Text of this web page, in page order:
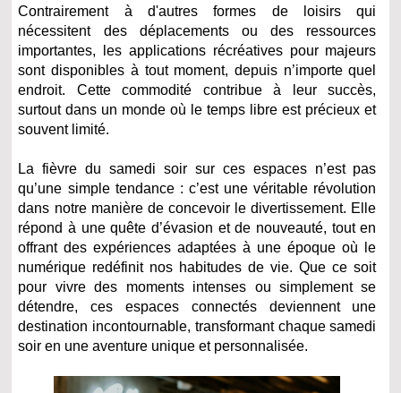
Contrairement à d'autres formes de loisirs qui
nécessitent des déplacements ou des ressources
importantes, les applications récréatives pour majeurs
sont disponibles à tout moment, depuis n’importe quel
endroit. Cette commodité contribue à leur succès,
surtout dans un monde où le temps libre est précieux et
souvent limité.
La fièvre du samedi soir sur ces espaces n’est pas
qu’une simple tendance : c’est une véritable révolution
dans notre manière de concevoir le divertissement. Elle
répond à une quête d’évasion et de nouveauté, tout en
offrant des expériences adaptées à une époque où le
numérique redéfinit nos habitudes de vie. Que ce soit
pour vivre des moments intenses ou simplement se
détendre, ces espaces connectés deviennent une
destination incontournable, transformant chaque samedi
soir en une aventure unique et personnalisée.